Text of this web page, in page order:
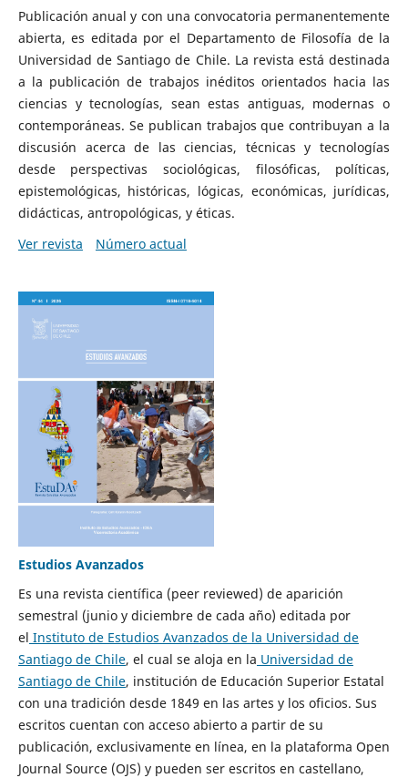
Publicación anual y con una convocatoria permanentemente
abierta, es editada por el Departamento de Filosofía de la
Universidad de Santiago de Chile. La revista está destinada
a la publicación de trabajos inéditos orientados hacia las
ciencias y tecnologías, sean estas antiguas, modernas o
contemporáneas. Se publican trabajos que contribuyan a la
discusión acerca de las ciencias, técnicas y tecnologías
desde perspectivas sociológicas, filosóficas, políticas,
epistemológicas, históricas, lógicas, económicas, jurídicas,
didácticas, antropológicas, y éticas.
Ver revista
Número actual
Estudios Avanzados
Es una revista científica (peer reviewed) de aparición
semestral (junio y diciembre de cada año) editada por
el Instituto de Estudios Avanzados de la Universidad de
Santiago de Chile, el cual se aloja en la Universidad de
Santiago de Chile, institución de Educación Superior Estatal
con una tradición desde 1849 en las artes y los oficios. Sus
escritos cuentan con acceso abierto a partir de su
publicación, exclusivamente en línea, en la plataforma Open
Journal Source (OJS) y pueden ser escritos en castellano,